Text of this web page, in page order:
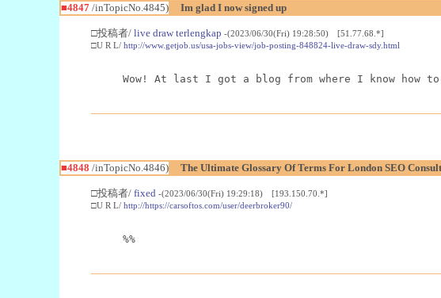
■4847/inTopicNo.4845) Im glad I now signed up
□投稿者/ live draw terlengkap -(2023/06/30(Fri) 19:28:50) [51.77.68.*]
□U R L/ http://www.getjob.us/usa-jobs-view/job-posting-848824-live-draw-sdy.html
Wow! At last I got a blog from where I know how
■4848 /inTopicNo.4846) The Ultimate Glossary Of Terms For London SEO
□投稿者/ fixed -(2023/06/30(Fri) 19:29:18) [193.150.70.*]
□U R L/ http://https://carsoftos.com/user/deerbroker90/
%%